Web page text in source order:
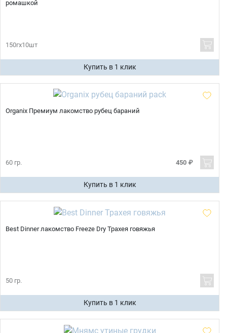
ромашкой
150гх10шт
Купить в 1 клик
Organix Премиум лакомство рубец бараний
60 гр. 450 ₽
Купить в 1 клик
Best Dinner лакомство Freeze Dry Трахея говяжья
50 гр.
Купить в 1 клик